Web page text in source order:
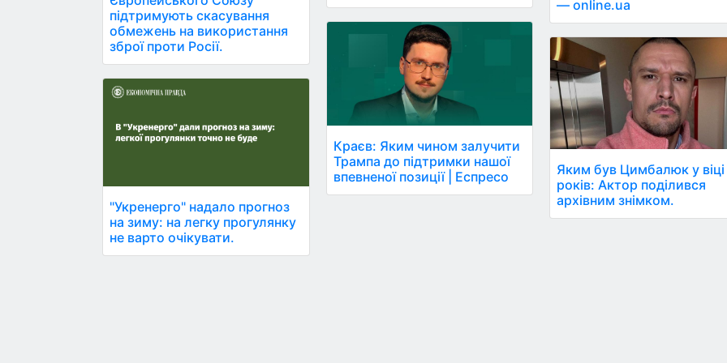
підтримують скасування
обмежень на використання
зброї проти Росії.
"Укренерго" надало прогноз
на зиму: на легку прогулянку
не варто очікувати.
Краєв: Яким чином залучити
Трампа до підтримки нашої
впевненої позиції | Еспресо
— online.ua
Яким був Цимбалюк у віці
років: Актор поділився
архівним знімком.